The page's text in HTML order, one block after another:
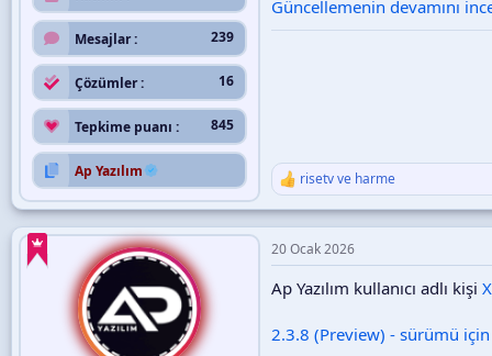
Mesajlar 239
Çözümler 16
Tepkime puanı 845
Ap Yazılım
Güncellemenin devamını
T
p
i
e
:
risetvve harme
20 Ocak 2026
Ap Yazılım kullanıcı adlı kişi
2.3.8 (Preview) - sürümü